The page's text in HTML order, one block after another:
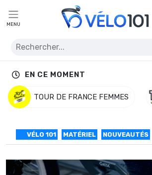
MENU
EN CE MOMENT
TOUR DE FRANCE FEMMES
VÉLO 101 MATÉRIEL NOUVEAUTÉS